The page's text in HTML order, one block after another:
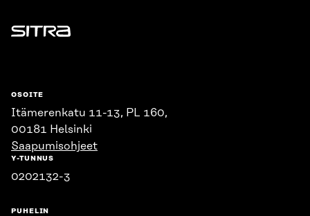
Sitra
OSOITE
Itämerenkatu 11-13, PL 160,
00181 Helsinki
Saapumisohjeet
Y-TUNNUS
0202132-3
PUHELIN